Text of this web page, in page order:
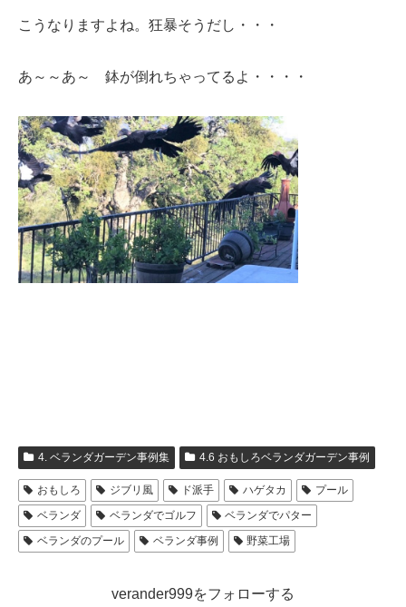
こうなりますよね。狂暴そうだし・・・
あ～～あ～ 鉢が倒れちゃってるよ・・・・
4. ベランダガーデン事例集 4.6 おもしろベランダガーデン事例
おもしろ ジブリ風 ド派手 ハゲタカ
プール
ベランダ
ベランダでゴルフ
ベランダでパター
ベランダのプール
ベランダ事例 野菜工場
verander999をフォローする